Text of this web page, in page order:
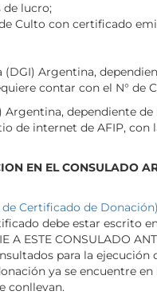
de lucro;
Culto con certificado
Argentina,
contar con el N° de
dependiente
internet de AFIP, con
EN EL CONSULADO
Certificado de Donación)
debe estar escrito en
A ESTE CONSULADO
para la
ya se encuentre
conllevan.